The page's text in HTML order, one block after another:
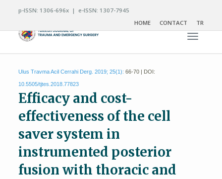
p-ISSN: 1306-696x | e-ISSN: 1307-7945
HOME
CONTACT TR
Toggle
Ulus Travma Acil Cerrahi Derg. 2019; 25(1): 66-70 | DOI:
10.5505/tjtes.2018.77823
Efficacy and cost-
effectiveness of the cell
saver system in
instrumented posterior
fusion with thoracic and